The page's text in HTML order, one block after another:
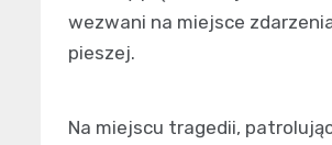
wezwani na miejsce
pieszej.
Na miejscu tragedii,